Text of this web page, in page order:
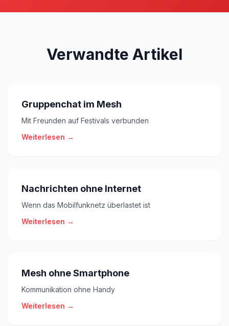
Verwandte Artikel
Gruppenchat im Mesh
Mit Freunden auf Festivals verbunden
Weiterlesen →
Nachrichten ohne Internet
Wenn das Mobilfunknetz überlastet ist
Weiterlesen →
Mesh ohne Smartphone
Kommunikation ohne Handy
Weiterlesen →